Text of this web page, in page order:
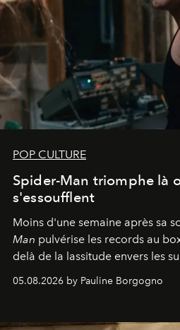
POP CULTURE
Spider-Man triomphe là
s'essoufflent
Moins d'une semaine après sa
Man pulvérise les records au
delà de la lassitude envers les
05.08.2026 by Pauline Borgogno